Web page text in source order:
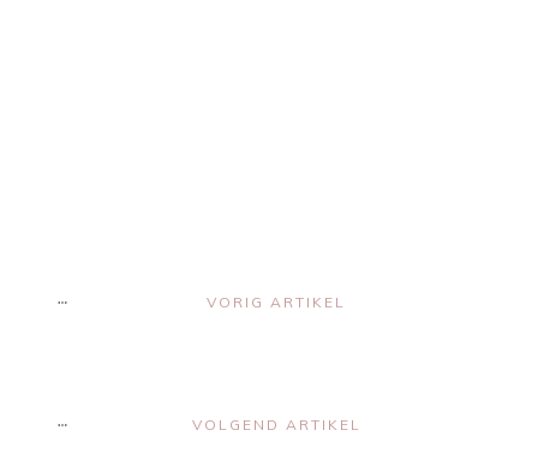
VORIG ARTIKEL
VOLGEND ARTIKEL